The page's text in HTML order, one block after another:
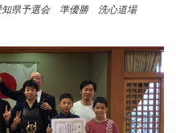
知県予選会 準優勝 洗心道場